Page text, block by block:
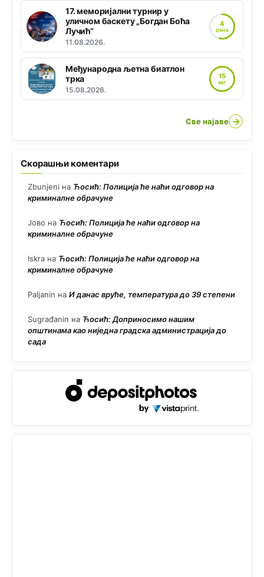
17. меморијални турнир у
уличном баскету „Богдан Боћа
Лучић“
11.08.2026.
4
ДАНА
Међународна љетна биатлон
трка
15.08.2026.
15
АВГ
Све најаве →
Скорашњи коментари
Zbunjeni на Ћосић: Полиција ће наћи одговор на
криминалне обрачуне
Јово на Ћосић: Полиција ће наћи одговор на
криминалне обрачуне
Iskra на Ћосић: Полиција ће наћи одговор на
криминалне обрачуне
Paljanin на И данас вруће, температура до 39 степени
Sugrađanin на Ћосић: Доприносимо нашим
општинама као ниједна градска администрација до
сада